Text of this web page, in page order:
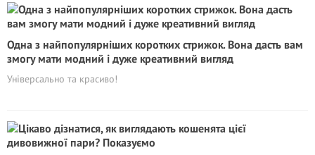
Одна з найпопулярніших коротких стрижок. Вона дасть вам
змогу мати модний і дуже креативний вигляд
Універсально та красиво!